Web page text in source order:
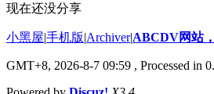
现在还没分享
小黑屋|手机版|Archiver|ABCDV网站
GMT+8, 2026-8-7 09:59 , Processed in